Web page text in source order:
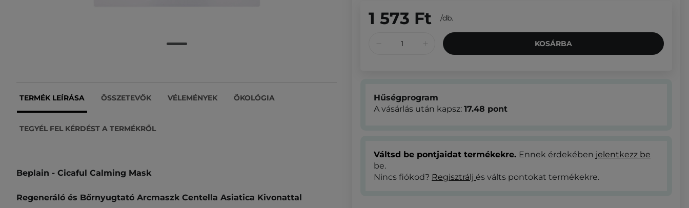
TERMÉK LEÍRÁSA ÖSSZETEVŐK VÉLEMÉNYEK ÖKOLÓGIA
TEGYÉL FEL KÉRDÉST A TERMÉKRŐL
Beplain - Cicaful Calming Mask
Regeneráló és Bőrnyugtató Arcmaszk Centella Asiatica Kivonattal
1 573 Ft /db.
KOSÁRBA
Hűségprogram
A vásárlás után kapsz: 17.48 pont
Váltsd be pontjaidat termékekre. Ennek érdekében jelentkezz be
be.
Nincs fiókod? Regisztrálj és válts pontokat termékekre.